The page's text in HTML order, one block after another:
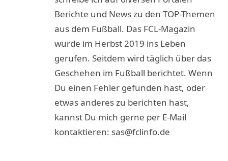
Berichte und News zu den TOP-Themen
aus dem Fußball. Das FCL-Magazin
wurde im Herbst 2019 ins Leben
gerufen. Seitdem wird täglich über das
Geschehen im Fußball berichtet. Wenn
Du einen Fehler gefunden hast, oder
etwas anderes zu berichten hast,
kannst Du mich gerne per E-Mail
kontaktieren: sas@fclinfo.de